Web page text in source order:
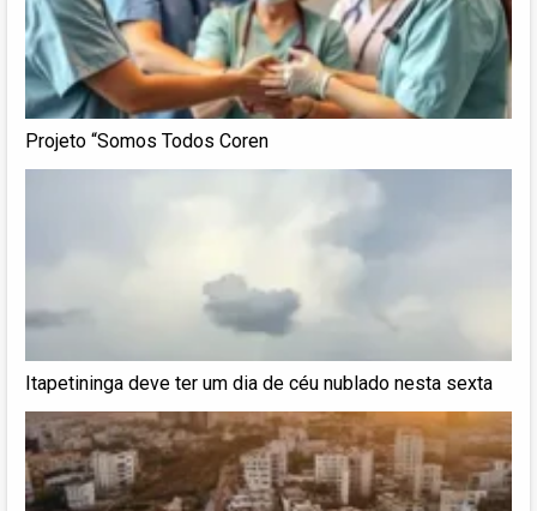
Projeto “Somos Todos Coren
Itapetininga deve ter um dia de céu nublado nesta sexta